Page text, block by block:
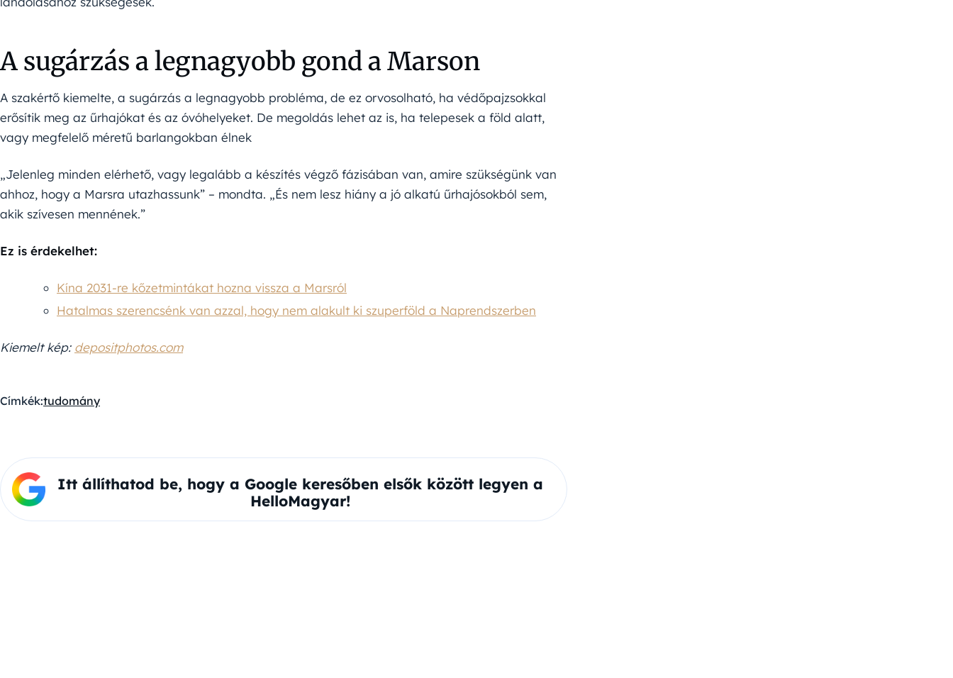
A sugárzás a legnagyobb gond a Marson
A szakértő kiemelte, a sugárzás a legnagyobb probléma, de ez orvosolható, ha védőpajzsokkal
erősítik meg az űrhajókat és az óvóhelyeket. De megoldás lehet az is, ha telepesek a föld alatt,
vagy megfelelő méretű barlangokban élnek
„Jelenleg minden elérhető, vagy legalább a készítés végző fázisában van, amire szükségünk van
ahhoz, hogy a Marsra utazhassunk” – mondta. „És nem lesz hiány a jó alkatú űrhajósokból sem,
akik szívesen mennének.”
Ez is érdekelhet:
Kína 2031-re kőzetmintákat hozna vissza a Marsról
Hatalmas szerencsénk van azzal, hogy nem alakult ki szuperföld a Naprendszerben
Kiemelt kép: depositphotos.com
Címkék:tudomány
Itt állíthatod be, hogy a Google keresőben elsők között legyen a
HelloMagyar!